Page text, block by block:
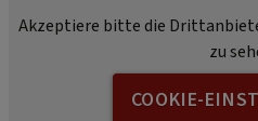
Akzeptiere bitte die
zu
COOKIE-